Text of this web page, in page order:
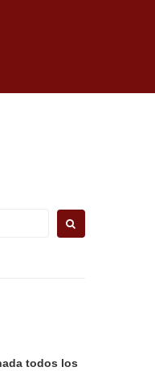
todos los